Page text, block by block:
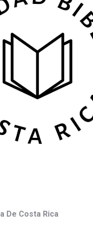
De Costa Rica